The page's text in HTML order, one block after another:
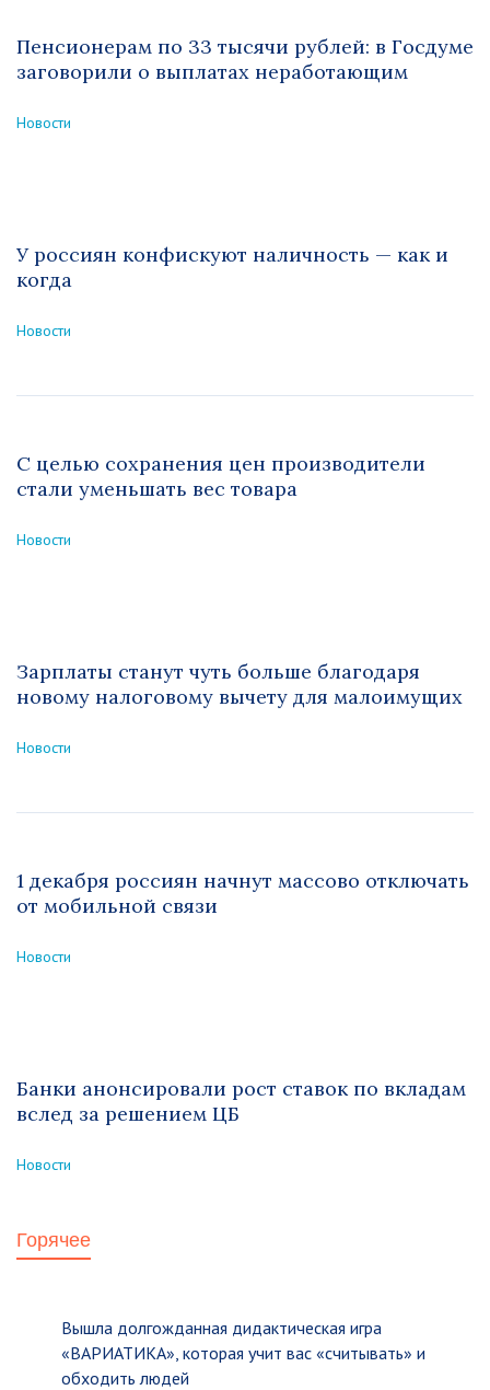
Пенсионерам по 33 тысячи рублей: в Госдуме
заговорили о выплатах неработающим
Новости
У россиян конфискуют наличность — как и
когда
Новости
С целью сохранения цен производители
стали уменьшать вес товара
Новости
Зарплаты станут чуть больше благодаря
новому налоговому вычету для малоимущих
Новости
1 декабря россиян начнут массово отключать
от мобильной связи
Новости
Банки анонсировали рост ставок по вкладам
вслед за решением ЦБ
Новости
Горячее
Вышла долгожданная дидактическая игра
«ВАРИАТИКА», которая учит вас «считывать» и
обходить людей